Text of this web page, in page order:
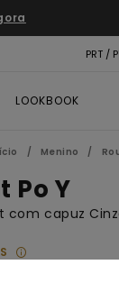
PRT /
LOOKBOOK
Menino
Po Y
com capuz